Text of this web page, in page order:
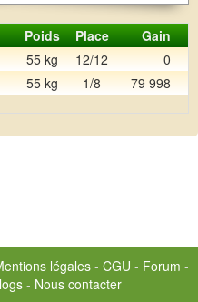
Poids Place
Gain
55 kg 12/12 0
55 kg 1/8 79 998
légales - CGU - Forum -
- Nous contacter